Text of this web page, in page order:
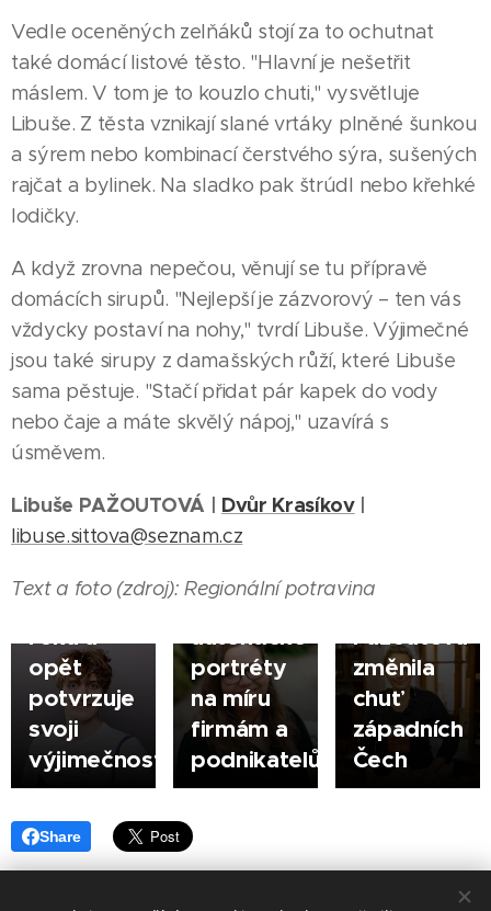
Vedle oceněných zelňáků stojí za to ochutnat
také domácí listové těsto. "Hlavní je nešetřit
máslem. V tom je to kouzlo chuti," vysvětluje
Libuše. Z těsta vznikají slané vrtáky plněné šunkou
a sýrem nebo kombinací čerstvého sýra, sušených
rajčat a bylinek. Na sladko pak štrúdl nebo křehké
lodičky.
A když zrovna nepečou, věnují se tu přípravě
domácích sirupů. "Nejlepší je zázvorový – ten vás
vždycky postaví na nohy," tvrdí Libuše. Výjimečné
jsou také sirupy z damašských růží, které Libuše
sama pěstuje. "Stačí přidat pár kapek do vody
nebo čaje a máte skvělý nápoj," uzavírá s
úsměvem.
Libuše PAŽOUTOVÁ | Dvůr Krasíkov|
libuse.sittova@seznam.cz
Text a foto (zdroj): Regionální potravina
11.04.2026
David
Kratochvíl
potřetí
parasportovcem
roku a
opět
potvrzuje
svoji
výjimečnost
TACHOV |
Zuzana
Šounová
fotí
autentické
portréty
na míru
firmám a
podnikatelům
23.09.2025
TACHOV |
Zelí,
smysl pro
Jak
Libuše
Pažoutová
změnila
chuť
západních
Čech
Share